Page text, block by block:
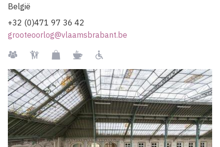
België
+32 (0)471 97 36 42
grooteoorlog@vlaamsbrabant.be
GroepenKindvriendelijk
Museumshop
RestaurantRolstoelgebruiker